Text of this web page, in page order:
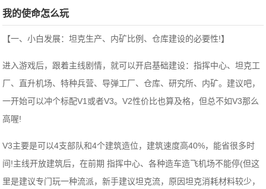
我的使命怎么玩
【一、小白发展：坦克生产、内矿比例、仓库建设的必要性!】
进入游戏后，跟着主线剧情，就可以开启基础建设：指挥中心、坦克工
厂、直升机场、特种兵营、导弹工厂、仓库、研究所、内矿。建议吧，
一开始可以冲个标配V1或者V3。V2性价比也算及格，但总不如V3那么
高喔!
V3主要是可以4支部队和4个建筑造位，建筑速度高40%，能省很多时
间!主线开放建筑后，在前期 指挥中心、各种造车造飞机场不能停(但这
里是建议专门玩一种流派，新手建议坦克流，原因坦克消耗材料较少，